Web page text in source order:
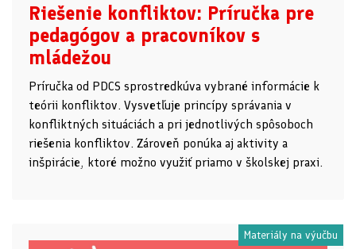
Riešenie konfliktov: Príručka pre
pedagógov a pracovníkov s
mládežou
Príručka od PDCS sprostredkúva vybrané informácie k
teórii konfliktov. Vysvetľuje princípy správania v
konfliktných situáciách a pri jednotlivých spôsoboch
riešenia konfliktov. Zároveň ponúka aj aktivity a
inšpirácie, ktoré možno využiť priamo v školskej praxi.
Materiály na výučbu